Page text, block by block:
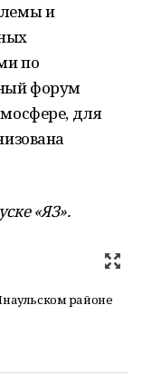
и
по
форум
для
«ЯЗ».
районе